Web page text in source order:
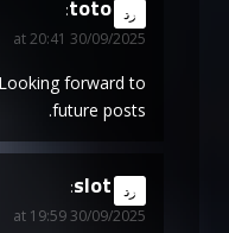
toto
says:
30/09/2025 at 20:41
رد
forward to
future posts.
slot
says:
30/09/2025 at 19:59
رد